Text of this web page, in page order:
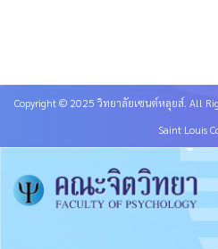
Copyright © 2025 วิทยาลัยเซนต์หลุยส์. All
Saint Louis